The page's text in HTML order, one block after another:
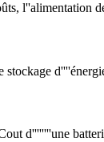
l''alimentation
d''''''''une